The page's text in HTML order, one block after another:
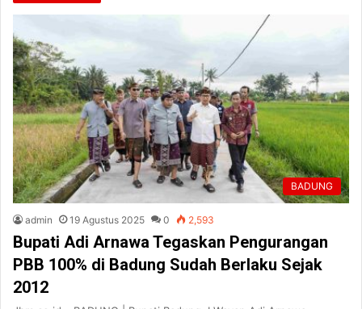
BADUNG
admin 19 Agustus 2025 0 2,593
Bupati Adi Arnawa Tegaskan Pengurangan
PBB 100% di Badung Sudah Berlaku Sejak
2012